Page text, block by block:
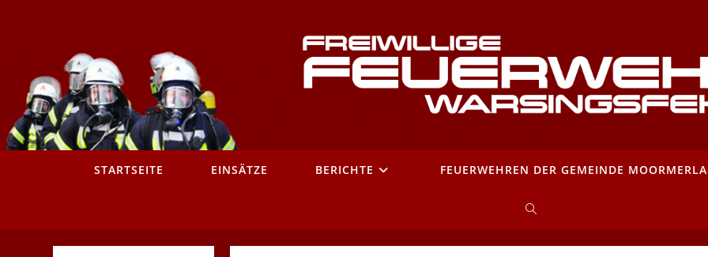
STARTSEITE EINSÄTZE BERICHTE FEUERWEHREN DER GEMEINDE
WEBSITE-
SUCHE